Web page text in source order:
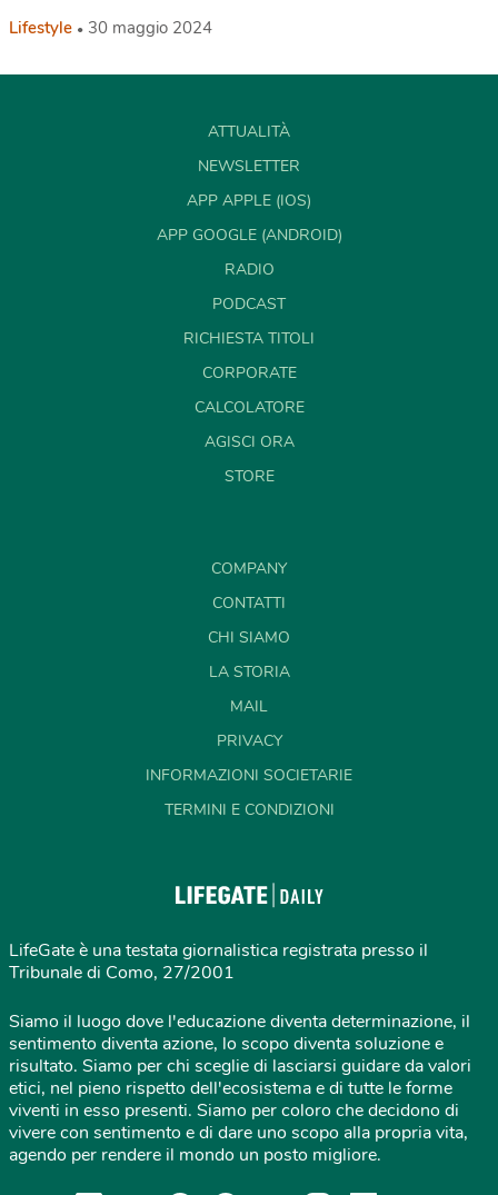
Lifestyle 30 maggio 2024
ATTUALITÀ
NEWSLETTER
APP APPLE (IOS)
APP GOOGLE (ANDROID)
RADIO
PODCAST
RICHIESTA TITOLI
CORPORATE
CALCOLATORE
AGISCI ORA
STORE
COMPANY
CONTATTI
CHI SIAMO
LA STORIA
MAIL
PRIVACY
INFORMAZIONI SOCIETARIE
TERMINI E CONDIZIONI
LifeGate è una testata giornalistica registrata presso il
Tribunale di Como, 27/2001
Siamo il luogo dove l'educazione diventa determinazione, il
sentimento diventa azione, lo scopo diventa soluzione e
risultato. Siamo per chi sceglie di lasciarsi guidare da valori
etici, nel pieno rispetto dell'ecosistema e di tutte le forme
viventi in esso presenti. Siamo per coloro che decidono di
vivere con sentimento e di dare uno scopo alla propria vita,
agendo per rendere il mondo un posto migliore.